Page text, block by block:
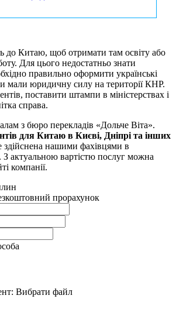
до Китаю, щоб отримати там освіту або
Для цього недостатньо знати
правильно оформити українські
мали юридичну силу на території КНР.
поставити штампи в міністерствах і
справа.
з бюро перекладів «Дольче Віта».
для Китаю в Києві, Дніпрі та інших
здійснена нашими фахівцями в
З актуальною вартістю послуг можна
компанії.
прорахунок
Вибрати файл